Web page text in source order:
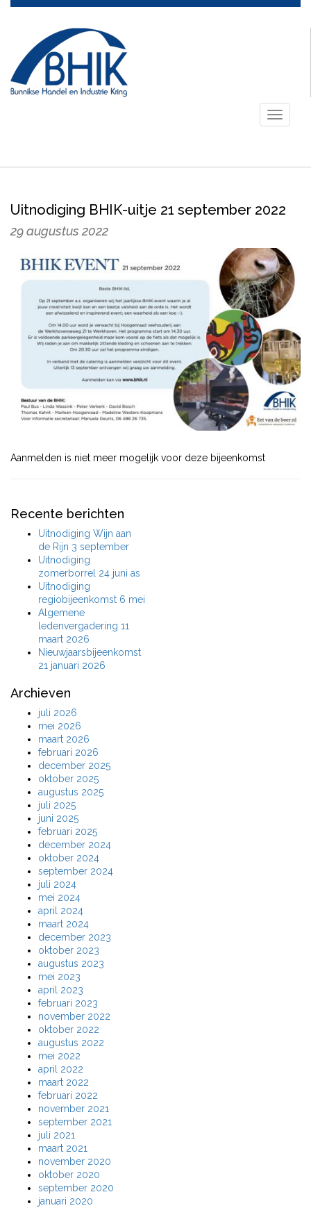
Toggle
Uitnodiging BHIK-uitje 21 september 2022
29 augustus 2022
Aanmelden is niet meer mogelijk voor deze bijeenkomst
Recente berichten
Uitnodiging Wijn aan
de Rijn 3 september
Uitnodiging
zomerborrel 24 juni as
Uitnodiging
regiobijeenkomst 6 mei
Algemene
ledenvergadering 11
maart 2026
Nieuwjaarsbijeenkomst
21 januari 2026
Archieven
juli 2026
mei 2026
maart 2026
februari 2026
december 2025
oktober 2025
augustus 2025
juli 2025
juni 2025
februari 2025
december 2024
oktober 2024
september 2024
juli 2024
mei 2024
april 2024
maart 2024
december 2023
oktober 2023
augustus 2023
mei 2023
april 2023
februari 2023
november 2022
oktober 2022
augustus 2022
mei 2022
april 2022
maart 2022
februari 2022
november 2021
september 2021
juli 2021
maart 2021
november 2020
oktober 2020
september 2020
januari 2020